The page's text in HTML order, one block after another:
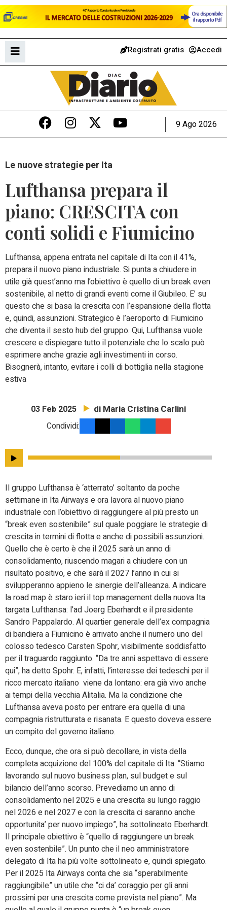
Registrati gratis Accedi
9 Ago 2026
Le nuove strategie per Ita
Lufthansa prepara il
piano: CRESCITA con
conti solidi e Fiumicino
Lufthansa, appena entrata nel capitale di Ita con il 41%,
prepara il nuovo piano industriale. Si punta a chiudere in
utile già quest’anno ma l’obiettivo è quello di un break even
sostenibile, al netto di grandi eventi come il Giubileo. E’ su
questo che si basa la crescita con l’espansione della flotta
e, quindi, assunzioni. Strategico è l’aeroporto di Fiumicino
che diventa il sesto hub del gruppo. Qui, Lufthansa vuole
crescere e dispiegare tutto il potenziale che lo scalo può
esprimere anche grazie agli investimenti in corso.
Bisognerà, intanto, evitare i colli di bottiglia nella stagione
estiva
03 Feb 2025 di Maria Cristina Carlini
Condividi:
Il gruppo Lufthansa è ‘atterrato’ soltanto da poche
settimane in Ita Airways e ora lavora al nuovo piano
industriale con l’obiettivo di raggiungere al più presto un
“break even sostenibile” sul quale poggiare le strategie di
crescita in termini di flotta e anche di possibili assunzioni.
Quello che è certo è che il 2025 sarà un anno di
consolidamento, riuscendo magari a chiudere con un
risultato positivo, e che sarà il 2027 l’anno in cui si
svilupperanno appieno le sinergie dell’alleanza. A indicare
la road map è staro ieri il top management della nuova Ita
targata Lufthansa: l’ad Joerg Eberhardt e il presidente
Sandro Pappalardo. Al quartier generale dell’ex compagnia
di bandiera a Fiumicino è arrivato anche il numero uno del
colosso tedesco Carsten Spohr, visibilmente soddisfatto
per il traguardo raggiunto. “Da tre anni aspettavo di essere
qui”, ha detto Spohr. E, infatti, l’interesse dei tedeschi per il
ricco mercato italiano viene da lontano: era già vivo anche
ai tempi della vecchia Alitalia. Ma la condizione che
Lufthansa aveva posto per entrare era quella di una
compagnia ristrutturata e risanata. E questo doveva essere
un compito del governo italiano.
Ecco, dunque, che ora si può decollare, in vista della
completa acquizione del 100% del capitale di Ita. “Stiamo
lavorando sul nuovo business plan, sul budget e sul
bilancio dell’anno scorso. Prevediamo un anno di
consolidamento nel 2025 e una crescita su lungo raggio
nel 2026 e nel 2027 e con la crescita ci saranno anche
opportunita’ per nuovo impiego”, ha sottolineato Eberhardt.
Il principale obiettivo è “quello di raggiungere un break
even sostenbile”. Un punto che il neo amministratore
delegato di Ita ha più volte sottolineato e, quindi spiegato.
Per il 2025 Ita Airways conta che sia “sperabilmente
raggiungibile” un utile che “ci da’ coraggio per gli anni
prossimi per una crescita come prevista nel piano”. Ma